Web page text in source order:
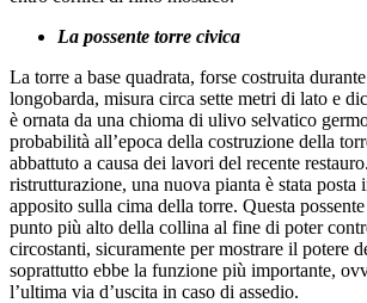
La possente torre civica
La torre a base quadrata, forse costruita
longobarda, misura circa sette metri di lato e
è ornata da una chioma di ulivo selvatico
probabilità all’epoca della costruzione della
abbattuto a causa dei lavori del recente
ristrutturazione, una nuova pianta è stata posta
apposito sulla cima della torre. Questa
punto più alto della collina al fine di poter
circostanti, sicuramente per mostrare il potere
soprattutto ebbe la funzione più importante,
l’ultima via d’uscita in caso di assedio.